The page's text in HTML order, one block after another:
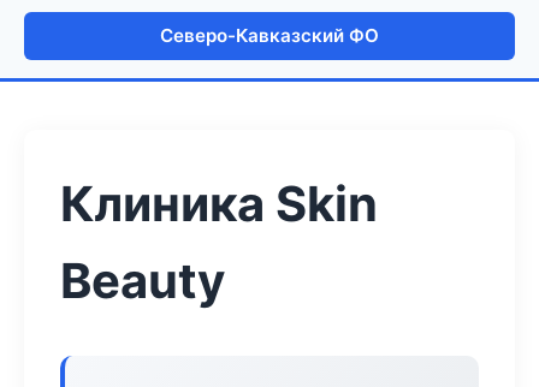
Северо-Кавказский ФО
Клиника Skin
Beauty